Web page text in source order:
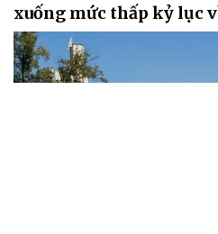
xuống mức thấp kỷ lục